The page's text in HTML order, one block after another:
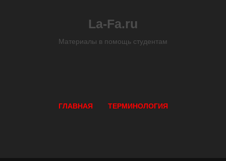
La-Fa.ru
Материалы в помощь студентам
ГЛАВНАЯ ТЕРМИНОЛОГИЯ